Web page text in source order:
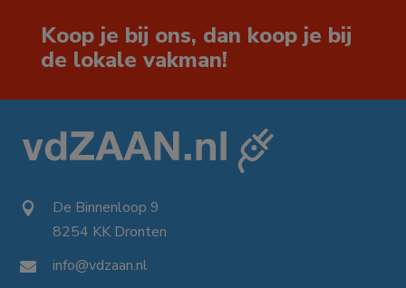
Koop je bij ons, dan koop je bij
de lokale vakman!
 De Binnenloop 9
8254 KK Dronten
 info@vdzaan.nl